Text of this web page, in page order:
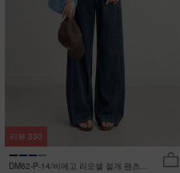
DM62-P-14/비에고 리오셀 절개 팬츠
리뷰 330